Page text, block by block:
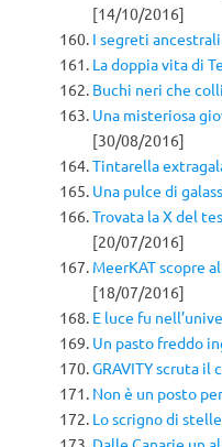
[14/10/2016]
I segreti
La doppia vita di
Buchi neri che
Una misteriosa
[30/08/2016]
Tintarella
Una pulce di
Trovata la X del
[20/07/2016]
MeerKAT scopre
[18/07/2016]
E luce fu
Un pasto freddo
GRAVITY scruta
Non è un posto
Lo scrigno di